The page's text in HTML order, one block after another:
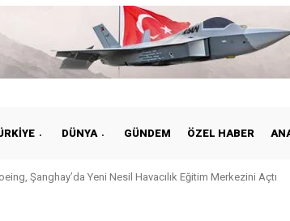
DÜNYA GÜNDEM ÖZEL HABER
Şanghay’da Yeni Nesil Havacılık Eğitim Merkezini Açtı